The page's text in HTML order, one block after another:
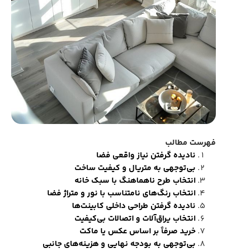
فهرست مطالب
نادیده گرفتن نیاز واقعی فضا
بی‌توجهی به متریال و کیفیت ساخت
انتخاب طرح ناهماهنگ با سبک خانه
انتخاب رنگ‌های نامتناسب با نور و متراژ فضا
نادیده گرفتن طراحی داخلی کابینت‌ها
انتخاب یراق‌آلات و اتصالات بی‌کیفیت
خرید صرفاً بر اساس عکس یا ماکت
بی‌توجهی به بودجه نهایی و هزینه‌های جانبی